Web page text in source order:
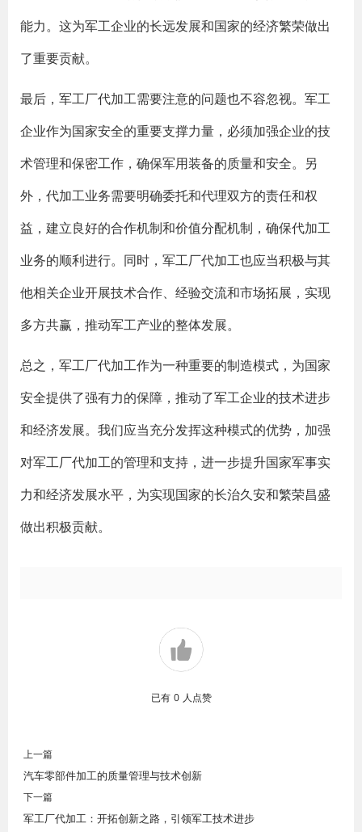
能力。这为军工企业的长远发展和国家的经济繁荣做出
了重要贡献。
最后，军工厂代加工需要注意的问题也不容忽视。军工
企业作为国家安全的重要支撑力量，必须加强企业的技
术管理和保密工作，确保军用装备的质量和安全。另
外，代加工业务需要明确委托和代理双方的责任和权
益，建立良好的合作机制和价值分配机制，确保代加工
业务的顺利进行。同时，军工厂代加工也应当积极与其
他相关企业开展技术合作、经验交流和市场拓展，实现
多方共赢，推动军工产业的整体发展。
总之，军工厂代加工作为一种重要的制造模式，为国家
安全提供了强有力的保障，推动了军工企业的技术进步
和经济发展。我们应当充分发挥这种模式的优势，加强
对军工厂代加工的管理和支持，进一步提升国家军事实
力和经济发展水平，为实现国家的长治久安和繁荣昌盛
做出积极贡献。
已有 0 人点赞
上一篇
汽车零部件加工的质量管理与技术创新
下一篇
军工厂代加工：开拓创新之路，引领军工技术进步